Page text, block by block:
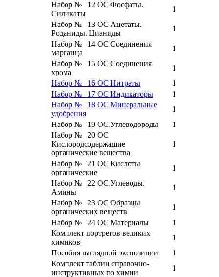
Набор № 12 ОС Фосфаты.
Силикаты
1
Набор № 13 ОС Ацетаты.
Роданиды. Цианиды
1
Набор № 14 ОС Соединения
марганца
1
Набор № 15 ОС Соединения
хрома
1
Набор № 16 ОС Нитраты
1
Набор № 17 ОС Индикаторы
1
Набор № 18 ОС Минеральные
удобрения
1
Набор № 19 ОС Углеводороды
1
Набор № 20 ОС
Кислородсодержащие
органические вещества
1
Набор № 21 ОС Кислоты
органические
1
Набор № 22 ОС Углеводы.
Амины
1
Набор № 23 ОС Образцы
органических веществ
1
Набор № 24 ОС Материалы
1
Комплект портретов великих
химиков
1
Пособия наглядной экспозиции
1
Комплект таблиц справочно-
инструктивных по химии
1